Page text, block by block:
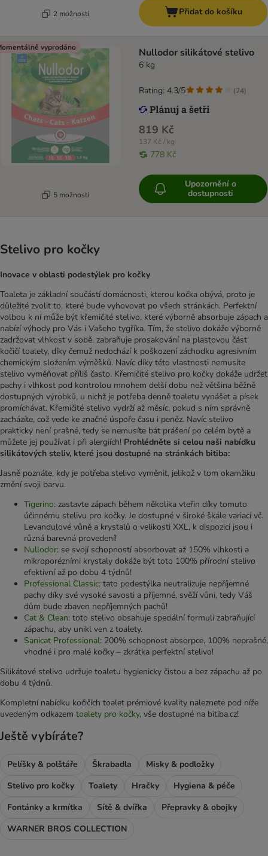
2 možností Přidat do košíku
vyprodáno
5 možností
Nullodor silikátové stelivo
6 kg
819 Kč
137 Kč / kg
778 Kč
Rating: 4.3/5 (24)
Upozornění o
dostupnosti
Stelivo pro kočky
Inovace v oblasti podestýlek pro kočky
Toaleta je základní součástí domácnosti, kterou kočka obývá, proto je
důležité zvolit to, které bude vyhovovat po všech stránkách. Perfektní
volbou k ní může být křemičité stelivo, které výborně absorbuje zápach a
nabízí výhody pro Vás i Vašeho tygříka. Tím, že stelivo dokáže výborně
zadržovat vlhkost v sobě, zabraňuje prosakování na plastovou část
kočičí toalety, díky čemuž nedochází k poškození záchodku agresivním
chemickým složením výměšků. Navíc díky této vlastnosti nemusíte
stelivo vyměňovat příliš často. Křemičité stelivo pro kočky dokáže udržet
pachy i vlhkost pod kontrolou mnohem delší dobu než většina běžně
dostupných výrobků, u nichž je potřeba denně toaletu vynášet a písek
promíchávat. Křemičité stelivo vydrží až měsíc, pokud s ním správně
zacházíte, což vede ke značné úspoře času i peněz. Navíc stelivo
prakticky není prašné, tedy se nemusíte bát prášení po celém bytě a
můžete jej používat i při alergiích! Prohlédněte si celou naši nabídku
silikátových steliv, které jsou dostupné na stránkách bitiba:
Jasně poznáte, kdy je potřeba stelivo vyměnit, jelikož v tom okamžiku
změní svoji barvu.
Tigerino: zastavte zápach během několika vteřin díky tomuto
účinnému stelivu pro kočky. Je dostupné v široké škále variací vč.
Levandulové vůně a krystalů o velikosti XXL, k dispozici jsou i
různá barevná provedení!
Nullodor: se svojí schopností absorbovat až 150% vlhkosti a
mikroporézními krystaly dokáže být toto 100% přírodní stelivo
efektivní až po dobu 4 týdnů!
Professional Classic: tato podestýlka neutralizuje nepříjemné
pachy díky své vysoké savosti a příjemné, svěží vůni, tedy Váš
dům bude zbaven nepříjemných pachů!
Cat & Clean: toto stelivo obsahuje speciální formuli zabraňující
zápachu, aby unikl ven z toalety.
Sanicat Professional: 200% schopnost absorpce, 100% neprašné,
vhodné i pro malé kočky – zkrátka perfektní stelivo!
Silikátové stelivo udržuje toaletu hygienicky čistou a bez zápachu až po
dobu 4 týdnů.
Kompletní nabídku kočičích toalet prémiové kvality naleznete pod níže
uvedeným odkazem toalety pro kočky, vše dostupné na bitiba.cz!
Ještě vybíráte?
Pelíšky & polštáře Škrabadla
Misky & podložky
Stelivo pro kočky
Toalety Hračky
Hygiena & péče
Fontánky a krmítka
Sítě & dvířka
Přepravky & obojky
WARNER BROS COLLECTION